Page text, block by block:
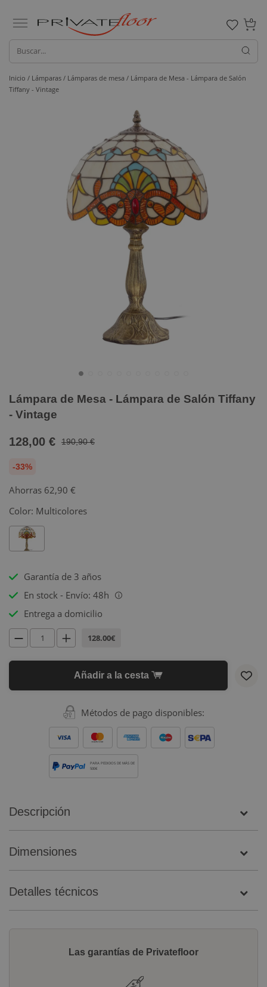
0
Inicio / Lámparas / Lámparas de mesa / Lámpara de Mesa - Lámpara de Salón
Tiffany - Vintage
Lámpara de Mesa - Lámpara de Salón Tiffany
- Vintage
128,00 € 190,90 €
-33%
Ahorras 62,90 €
Color: Multicolores
Garantía de 3 años
En stock - Envío: 48h
i
Entrega a domicilio
128.00€
Añadir a la cesta
Métodos de pago disponibles:
PARA PEDIDOS DE MÁS DE
500€
Descripción
Dimensiones
Detalles técnicos
Las garantías de Privatefloor